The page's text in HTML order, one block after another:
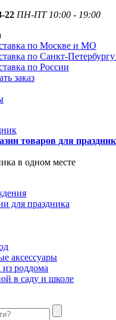
22 ПН-ПТ 10:00 - 19:00
по Москве и МО
по Санкт-
по России
заказ
товаров для
в одном месте
для праздника
аксессуары
роддома
в саду и школе